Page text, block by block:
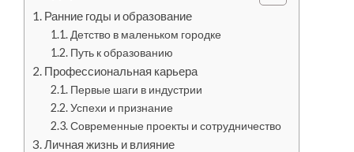
Ранние годы и образование
Детство в маленьком городке
Путь к образованию
Профессиональная карьера
Первые шаги в индустрии
Успехи и признание
Современные проекты и сотрудничество
Личная жизнь и влияние